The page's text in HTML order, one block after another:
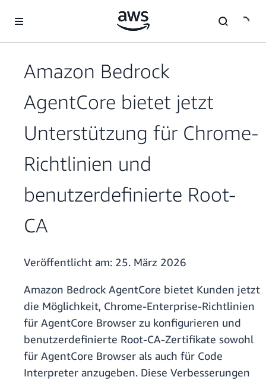
Überspringen zum Hauptinhalt
Amazon Bedrock
AgentCore bietet jetzt
Unterstützung für Chrome-
Richtlinien und
benutzerdefinierte Root-
CA
Veröffentlicht am: 25. März 2026
Amazon Bedrock AgentCore bietet Kunden jetzt
die Möglichkeit, Chrome-Enterprise-Richtlinien
für AgentCore Browser zu konfigurieren und
benutzerdefinierte Root-CA-Zertifikate sowohl
für AgentCore Browser als auch für Code
Interpreter anzugeben. Diese Verbesserungen